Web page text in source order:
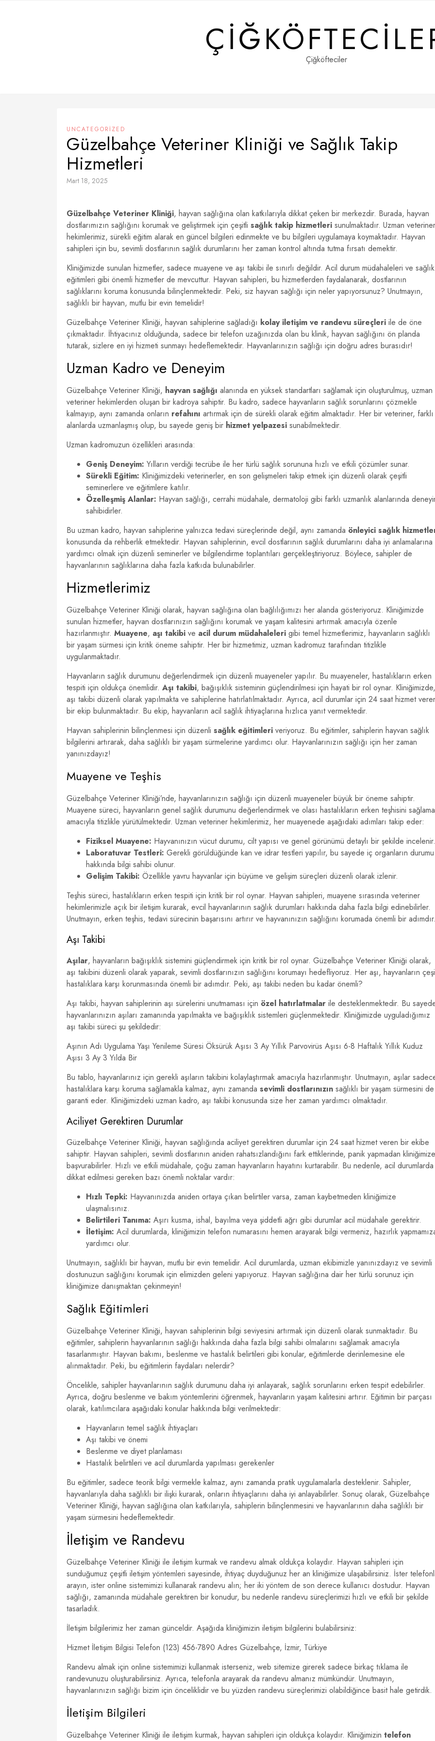
Çiğköfteciler
UNCATEGORIZED
Güzelbahçe Veteriner Kliniği ve Sağlık Takip
Hizmetleri
Mart 18, 2025
Güzelbahçe Veteriner Kliniği, hayvan sağlığına olan katkılarıyla dikkat çeken bir merkezdir. Burada, hayvan
dostlarımızın sağlığını korumak ve geliştirmek için çeşitli sağlık takip hizmetleri sunulmaktadır. Uzman veteriner
hekimlerimiz, sürekli eğitim alarak en güncel bilgileri edinmekte ve bu bilgileri uygulamaya koymaktadır. Hayvan
sahipleri için bu, sevimli dostlarının sağlık durumlarını her zaman kontrol altında tutma fırsatı demektir.
Kliniğimizde sunulan hizmetler, sadece muayene ve aşı takibi ile sınırlı değildir. Acil durum müdahaleleri ve sağlık
eğitimleri gibi önemli hizmetler de mevcuttur. Hayvan sahipleri, bu hizmetlerden faydalanarak, dostlarının
sağlıklarını koruma konusunda bilinçlenmektedir. Peki, siz hayvan sağlığı için neler yapıyorsunuz? Unutmayın,
sağlıklı bir hayvan, mutlu bir evin temelidir!
Güzelbahçe Veteriner Kliniği, hayvan sahiplerine sağladığı kolay iletişim ve randevu süreçleri ile de öne
çıkmaktadır. İhtiyacınız olduğunda, sadece bir telefon uzağınızda olan bu klinik, hayvan sağlığını ön planda
tutarak, sizlere en iyi hizmeti sunmayı hedeflemektedir. Hayvanlarınızın sağlığı için doğru adres burasıdır!
Uzman Kadro ve Deneyim
Güzelbahçe Veteriner Kliniği, hayvan sağlığı alanında en yüksek standartları sağlamak için oluşturulmuş, uzman
veteriner hekimlerden oluşan bir kadroya sahiptir. Bu kadro, sadece hayvanların sağlık sorunlarını çözmekle
kalmayıp, aynı zamanda onların refahını artırmak için de sürekli olarak eğitim almaktadır. Her bir veteriner, farklı
alanlarda uzmanlaşmış olup, bu sayede geniş bir hizmet yelpazesi sunabilmektedir.
Uzman kadromuzun özellikleri arasında:
Geniş Deneyim: Yılların verdiği tecrübe ile her türlü sağlık sorununa hızlı ve etkili çözümler sunar.
Sürekli Eğitim: Kliniğimizdeki veterinerler, en son gelişmeleri takip etmek için düzenli olarak çeşitli
seminerlere ve eğitimlere katılır.
Özelleşmiş Alanlar: Hayvan sağlığı, cerrahi müdahale, dermatoloji gibi farklı uzmanlık alanlarında
sahibidirler.
Bu uzman kadro, hayvan sahiplerine yalnızca tedavi süreçlerinde değil, aynı zamanda önleyici sağlık
konusunda da rehberlik etmektedir. Hayvan sahiplerinin, evcil dostlarının sağlık durumlarını daha iyi anlamalarına
yardımcı olmak için düzenli seminerler ve bilgilendirme toplantıları gerçekleştiriyoruz. Böylece, sahipler de
hayvanlarının sağlıklarına daha fazla katkıda bulunabilirler.
Hizmetlerimiz
Güzelbahçe Veteriner Kliniği olarak, hayvan sağlığına olan bağlılığımızı her alanda gösteriyoruz. Kliniğimizde
sunulan hizmetler, hayvan dostlarınızın sağlığını korumak ve yaşam kalitesini artırmak amacıyla özenle
hazırlanmıştır. Muayene, aşı takibi ve acil durum müdahaleleri gibi temel hizmetlerimiz, hayvanların sağlıklı
bir yaşam sürmesi için kritik öneme sahiptir. Her bir hizmetimiz, uzman kadromuz tarafından titizlikle
uygulanmaktadır.
Hayvanların sağlık durumunu değerlendirmek için düzenli muayeneler yapılır. Bu muayeneler, hastalıkların erken
tespiti için oldukça önemlidir. Aşı takibi, bağışıklık sisteminin güçlendirilmesi için hayati bir rol oynar. Kliniğimizde,
aşı takibi düzenli olarak yapılmakta ve sahiplerine hatırlatılmaktadır. Ayrıca, acil durumlar için 24 saat hizmet
bir ekip bulunmaktadır. Bu ekip, hayvanların acil sağlık ihtiyaçlarına hızlıca yanıt vermektedir.
Hayvan sahiplerinin bilinçlenmesi için düzenli sağlık eğitimleri veriyoruz. Bu eğitimler, sahiplerin hayvan sağlık
bilgilerini artırarak, daha sağlıklı bir yaşam sürmelerine yardımcı olur. Hayvanlarınızın sağlığı için her zaman
yanınızdayız!
Muayene ve Teşhis
Güzelbahçe Veteriner Kliniği’nde, hayvanlarınızın sağlığı için düzenli muayeneler büyük bir öneme sahiptir.
Muayene süreci, hayvanların genel sağlık durumunu değerlendirmek ve olası hastalıkların erken teşhisini
amacıyla titizlikle yürütülmektedir. Uzman veteriner hekimlerimiz, her muayenede aşağıdaki adımları takip eder:
Fiziksel Muayene: Hayvanınızın vücut durumu, cilt yapısı ve genel görünümü detaylı bir şekilde incelenir.
Laboratuvar Testleri: Gerekli görüldüğünde kan ve idrar testleri yapılır, bu sayede iç organların durumu
hakkında bilgi sahibi olunur.
Gelişim Takibi: Özellikle yavru hayvanlar için büyüme ve gelişim süreçleri düzenli olarak izlenir.
Teşhis süreci, hastalıkların erken tespiti için kritik bir rol oynar. Hayvan sahipleri, muayene sırasında veteriner
hekimlerimizle açık bir iletişim kurarak, evcil hayvanlarının sağlık durumları hakkında daha fazla bilgi edinebilirler.
Unutmayın, erken teşhis, tedavi sürecinin başarısını artırır ve hayvanınızın sağlığını korumada önemli bir
Aşı Takibi
Aşılar, hayvanların bağışıklık sistemini güçlendirmek için kritik bir rol oynar. Güzelbahçe Veteriner Kliniği olarak,
aşı takibini düzenli olarak yaparak, sevimli dostlarınızın sağlığını korumayı hedefliyoruz. Her aşı, hayvanların
hastalıklara karşı korunmasında önemli bir adımdır. Peki, aşı takibi neden bu kadar önemli?
Aşı takibi, hayvan sahiplerinin aşı sürelerini unutmaması için özel hatırlatmalar ile desteklenmektedir. Bu
hayvanlarınızın aşıları zamanında yapılmakta ve bağışıklık sistemleri güçlenmektedir. Kliniğimizde uyguladığımız
aşı takibi süreci şu şekildedir:
Aşının Adı Uygulama Yaşı Yenileme Süresi Öksürük Aşısı 3 Ay Yıllık Parvovirüs Aşısı 6-8 Haftalık Yıllık Kuduz
Aşısı 3 Ay 3 Yılda Bir
Bu tablo, hayvanlarınız için gerekli aşıların takibini kolaylaştırmak amacıyla hazırlanmıştır. Unutmayın, aşılar
hastalıklara karşı koruma sağlamakla kalmaz, aynı zamanda sevimli dostlarınızın sağlıklı bir yaşam sürmesini de
garanti eder. Kliniğimizdeki uzman kadro, aşı takibi konusunda size her zaman yardımcı olmaktadır.
Aciliyet Gerektiren Durumlar
Güzelbahçe Veteriner Kliniği, hayvan sağlığında aciliyet gerektiren durumlar için 24 saat hizmet veren bir ekibe
sahiptir. Hayvan sahipleri, sevimli dostlarının aniden rahatsızlandığını fark ettiklerinde, panik yapmadan kliniğimize
başvurabilirler. Hızlı ve etkili müdahale, çoğu zaman hayvanların hayatını kurtarabilir. Bu nedenle, acil durumlarda
dikkat edilmesi gereken bazı önemli noktalar vardır:
Hızlı Tepki: Hayvanınızda aniden ortaya çıkan belirtiler varsa, zaman kaybetmeden kliniğimize
ulaşmalısınız.
Belirtileri Tanıma: Aşırı kusma, ishal, bayılma veya şiddetli ağrı gibi durumlar acil müdahale gerektirir.
İletişim: Acil durumlarda, kliniğimizin telefon numarasını hemen arayarak bilgi vermeniz, hazırlık
yardımcı olur.
Unutmayın, sağlıklı bir hayvan, mutlu bir evin temelidir. Acil durumlarda, uzman ekibimizle yanınızdayız ve sevimli
dostunuzun sağlığını korumak için elimizden geleni yapıyoruz. Hayvan sağlığına dair her türlü sorunuz için
kliniğimize danışmaktan çekinmeyin!
Sağlık Eğitimleri
Güzelbahçe Veteriner Kliniği, hayvan sahiplerinin bilgi seviyesini artırmak için düzenli olarak sunmaktadır. Bu
eğitimler, sahiplerin hayvanlarının sağlığı hakkında daha fazla bilgi sahibi olmalarını sağlamak amacıyla
tasarlanmıştır. Hayvan bakımı, beslenme ve hastalık belirtileri gibi konular, eğitimlerde derinlemesine ele
alınmaktadır. Peki, bu eğitimlerin faydaları nelerdir?
Öncelikle, sahipler hayvanlarının sağlık durumunu daha iyi anlayarak, sağlık sorunlarını erken tespit edebilirler.
Ayrıca, doğru beslenme ve bakım yöntemlerini öğrenmek, hayvanların yaşam kalitesini artırır. Eğitimin bir parçası
olarak, katılımcılara aşağıdaki konular hakkında bilgi verilmektedir:
Hayvanların temel sağlık ihtiyaçları
Aşı takibi ve önemi
Beslenme ve diyet planlaması
Hastalık belirtileri ve acil durumlarda yapılması gerekenler
Bu eğitimler, sadece teorik bilgi vermekle kalmaz, aynı zamanda pratik uygulamalarla desteklenir. Sahipler,
hayvanlarıyla daha sağlıklı bir ilişki kurarak, onların ihtiyaçlarını daha iyi anlayabilirler. Sonuç olarak, Güzelbahçe
Veteriner Kliniği, hayvan sağlığına olan katkılarıyla, sahiplerin bilinçlenmesini ve hayvanlarının daha sağlıklı bir
yaşam sürmesini hedeflemektedir.
İletişim ve Randevu
Güzelbahçe Veteriner Kliniği ile iletişim kurmak ve randevu almak oldukça kolaydır. Hayvan sahipleri için
sunduğumuz çeşitli iletişim yöntemleri sayesinde, ihtiyaç duyduğunuz her an kliniğimize ulaşabilirsiniz. İster
arayın, ister online sistemimizi kullanarak randevu alın; her iki yöntem de son derece kullanıcı dostudur. Hayvan
sağlığı, zamanında müdahale gerektiren bir konudur, bu nedenle randevu süreçlerimizi hızlı ve etkili bir şekilde
tasarladık.
İletişim bilgilerimiz her zaman günceldir. Aşağıda kliniğimizin iletişim bilgilerini bulabilirsiniz:
Hizmet İletişim Bilgisi Telefon (123) 456-7890 Adres Güzelbahçe, İzmir, Türkiye
Randevu almak için online sistemimizi kullanmak isterseniz, web sitemize girerek sadece birkaç tıklama ile
randevunuzu oluşturabilirsiniz. Ayrıca, telefonla arayarak da randevu almanız mümkündür. Unutmayın,
hayvanlarınızın sağlığı bizim için önceliklidir ve bu yüzden randevu süreçlerimizi olabildiğince basit hale getirdik.
İletişim Bilgileri
Güzelbahçe Veteriner Kliniği ile iletişim kurmak, hayvan sahipleri için oldukça kolaydır. Kliniğimizin telefon